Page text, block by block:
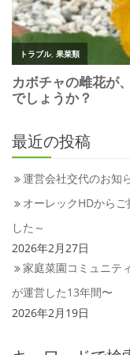
最近の投稿
運営会社交代のお知
オーレックHDから
した～
2026年2月27日
家庭菜園コミュニテ
が運営した13年間〜
2026年2月19日